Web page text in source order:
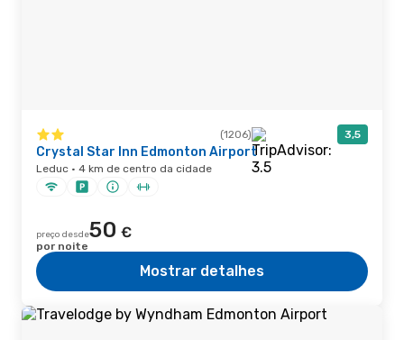
(1206) 3,5
Crystal Star Inn Edmonton Airport
Leduc · 4 km de centro da cidade
preço desde50 €
por noite
Mostrar detalhes